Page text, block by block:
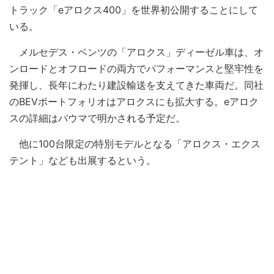
トラック「eアロクス400」を世界初公開することにして
いる。
メルセデス・ベンツの「アロクス」ディーゼル車は、オ
ンロードとオフロードの両方でパフォーマンスと堅牢性を
発揮し、長年にわたり建設輸送を支えてきた車両だ。同社
のBEVポートフォリオはアロクスにも拡大する。eアロク
スの詳細はバウマで明かされる予定だ。
他に100台限定の特別モデルとなる「アロクス・エクス
テント」なども出展するという。